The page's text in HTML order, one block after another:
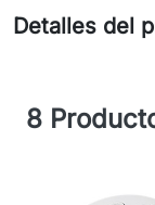
Detalles del
8